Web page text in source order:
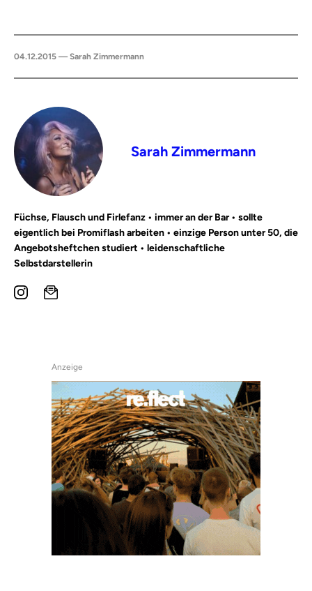
04.12.2015 — Sarah Zimmermann
Sarah Zimmermann
Füchse, Flausch und Firlefanz • immer an der Bar • sollte
eigentlich bei Promiflash arbeiten • einzige Person unter 50, die
Angebotsheftchen studiert • leidenschaftliche
Selbstdarstellerin
Anzeige